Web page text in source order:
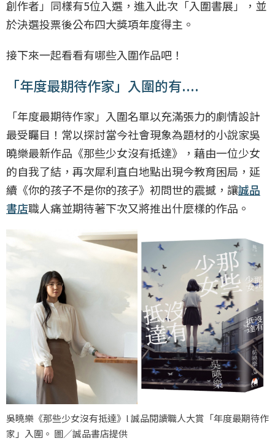
創作者」同樣有5位入選，進入此次「入圍書展」，並
於決選投票後公布四大獎項年度得主。
接下來一起看看有哪些入圍作品吧！
「年度最期待作家」入圍的有....
「年度最期待作家」入圍名單以充滿張力的劇情設計
最受矚目！常以探討當今社會現象為題材的小說家吳
曉樂最新作品《那些少女沒有抵達》，藉由一位少女
的自我了結，再次犀利直白地點出現今教育困局，延
續《你的孩子不是你的孩子》初問世的震撼，讓誠品
書店職人痛並期待著下次又將推出什麼樣的作品。
吳曉樂《那些少女沒有抵達》l 誠品閱讀職人大賞「年度最期待作
家」入圍。 圖／誠品書店提供